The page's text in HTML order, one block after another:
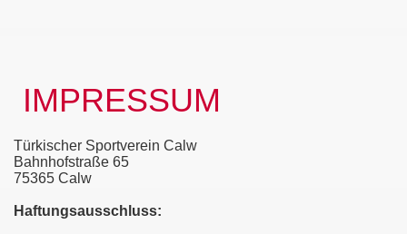
IMPRESSUM
Türkischer Sportverein Calw
Bahnhofstraße 65
75365 Calw
Haftungsausschluss: